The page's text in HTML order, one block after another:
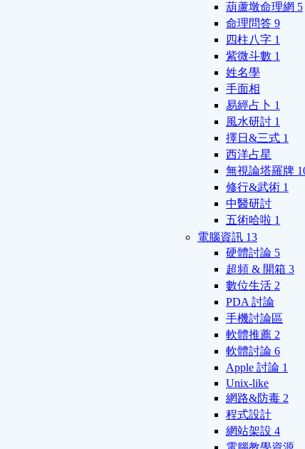
葫蘆墩命理網 5
命理問答 9
四柱八字 1
紫微斗數 1
姓名學
手面相
易經占卜 1
風水研討 1
擇日&三式 1
西洋占星
無視論塔羅牌
修行&武術 1
中醫研討
五術哈啦 1
電腦資訊 13
硬體討論 5
超頻 & 開箱 3
數位生活 2
PDA 討論
手機討論區
軟體推薦 2
軟體討論 6
Apple 討論 1
Unix-like
網路&防毒 2
程式設計
網站架設 4